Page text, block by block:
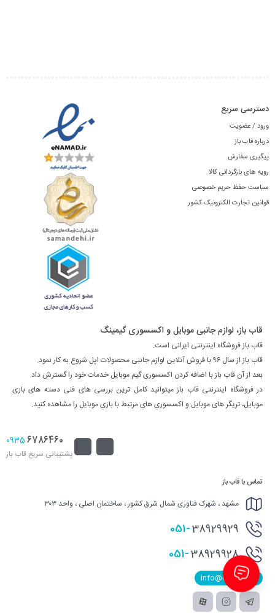
دسترسی سریع
ورود / عضویت
درباره قاب باز
پیگیری سفارش
رویه های بازگردانی کالا
سیاست حفظ حریم خصوصی
قوانین تجارت الکترونیک کشور
قاب باز، لوازم جانبی موبایل و اکسسوری گیمینگ
قاب باز فروشگاه اینترنتی ایرانی است.
قاب باز از سال ۹۶ با فروش آنلاین لوازم جانبی محصولات اپل شروع به کار نمود.
بعد از آن قاب باز با اضافه کردن اکسسوری گیم موبایل خدمات خود را گسترش داد.
در فروشگاه اینترنتی قاب باز میتوانید کامل ترین بررسی های فنی دسته های بازی
موبایل، تریگر های موبایل و اکسسوری های مرتبط با بازی موبایل را مشاهده کنید.
6786460
0935
پشتیبانی سریع قاب باز
تماس با قاب باز
مشهد ، شهرک فناوری شمال شرق کشور ، ساختمان اصلی ، واحد ۳۰۳
051-38929929
051-38929928
info@Qabbaz.ir